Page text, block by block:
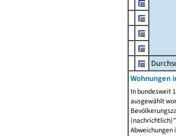
Wohnungen
In bundesweit
ausgewählt
Abweichungen